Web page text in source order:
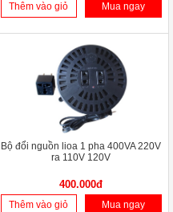
Thêm vào giỏ Mua ngay
Bộ đổi nguồn lioa 1 pha 400VA 220V
ra 110V 120V
400.000đ
Thêm vào giỏ Mua ngay